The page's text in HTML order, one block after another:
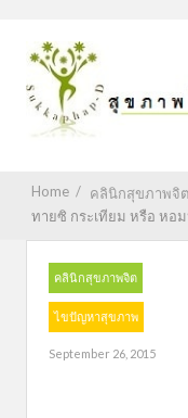
Home / คลินิกสุขภาพจิต
ทายซิ กระเทียม หรือ หอ
คลินิกสุขภาพจิต
ไขปัญหาสุขภาพ
September 26, 2015